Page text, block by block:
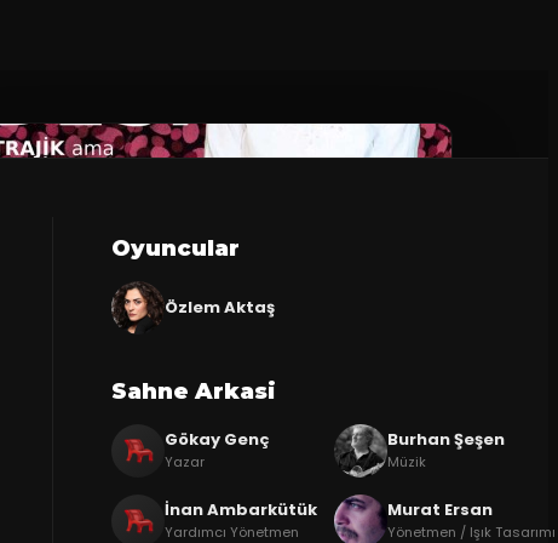
Oyuncular
Özlem Aktaş
Sahne Arkasi
Gökay Genç
Yazar
Burhan Şeşen
Müzik
İnan Ambarkütük
Yardımcı Yönetmen
Murat Ersan
Yönetmen / Işık Tasarımı